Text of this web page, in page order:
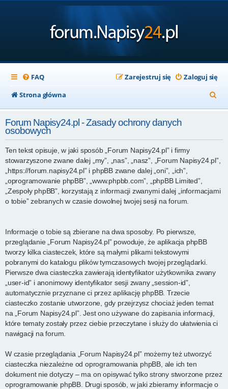
FAQ Zaloguj się
Zarejestruj się
Strona główna
z
k
Forum Napisy24.pl - Zasady ochrony danych
osobowych
Ten tekst opisuje, w jaki sposób „Forum Napisy24.pl” i firmy
stowarzyszone zwane dalej „my”, „nas”, „nasz”, „Forum Napisy24.pl”,
„https://forum.napisy24.pl” i phpBB zwane dalej „oni”, „ich”,
„oprogramowanie phpBB”, „www.phpbb.com”, „phpBB Limited”,
„Zespoły phpBB”, korzystają z informacji zwanymi dalej „informacjami
o tobie” zebranych w czasie dowolnej twojej sesji na forum.
Informacje o tobie są zbierane na dwa sposoby. Po pierwsze,
przeglądanie „Forum Napisy24.pl” powoduje, że aplikacja phpBB
tworzy kilka ciasteczek, które są małymi plikami tekstowymi
pobranymi do katalogu plików tymczasowych twojej przeglądarki.
Pierwsze dwa ciasteczka zawierają identyfikator użytkownika zwany
„user-id” i anonimowy identyfikator sesji zwany „session-id”,
automatycznie przyznane ci przez aplikację phpBB. Trzecie
ciasteczko zostanie utworzone, gdy przejrzysz chociaż jeden temat
na „Forum Napisy24.pl”. Jest ono używane do zapisania informacji,
które tematy zostały przez ciebie przeczytane i służy do ułatwienia ci
nawigacji na forum.
W czasie przeglądania „Forum Napisy24.pl” możemy też utworzyć
ciasteczka niezależne od oprogramowania phpBB, ale ich ten
dokument nie dotyczy – ma on opisywać tylko strony stworzone przez
oprogramowanie phpBB. Drugi sposób, w jaki zbieramy informacje o